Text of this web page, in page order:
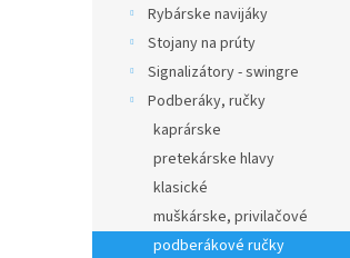
Rybárske navijáky
Stojany na prúty
Signalizátory - swingre
Podberáky, ručky
kaprárske
pretekárske hlavy
klasické
muškárske, privilačové
podberákové ručky